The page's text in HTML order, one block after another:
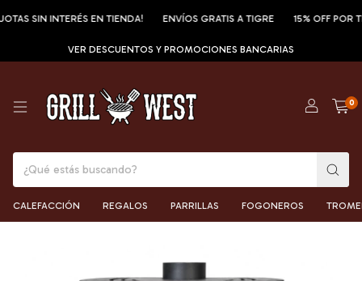
SIN INTERÉS EN TIENDA! ENVÍOS GRATIS A TIGRE 15% OFF POR
VER DESCUENTOS Y PROMOCIONES BANCARIAS
0
CALEFACCIÓN REGALOS PARRILLAS FOGONEROS